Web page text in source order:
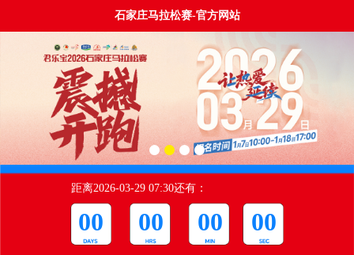
石家庄马拉松赛-官方网站
距离2026-03-29 07:30还有：
00 00 00 00